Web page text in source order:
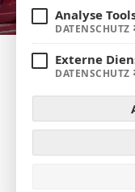
STAHL- UND
Statik bis
Analyse
DATENSCHUTZ
Externe
DATENSCHUTZ